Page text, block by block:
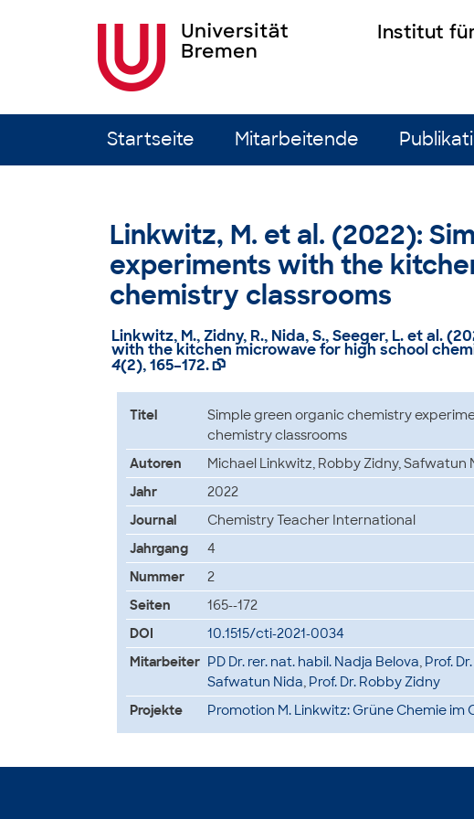
Institut
Startseite Mitarbeitende
Linkwitz, M. et al. (2022):
experiments with the
chemistry classrooms
Linkwitz, M., Zidny, R., Nida, S., Seeger, L. et al.
with the kitchen microwave for high school
4(2), 165–172. 
Titel
Simple green organic chemistry
chemistry classrooms
Autoren
Michael Linkwitz, Robby Zidny, Safwatun
Jahr
2022
Journal
Chemistry Teacher International
Jahrgang
4
Nummer
2
Seiten
165--172
DOI
10.1515/cti-2021-0034
Mitarbeiter PD Dr. rer. nat. habil. Nadja Belova, Prof.
Safwatun Nida, Prof. Dr. Robby Zidny
Projekte
Promotion M. Linkwitz: Grüne Chemie